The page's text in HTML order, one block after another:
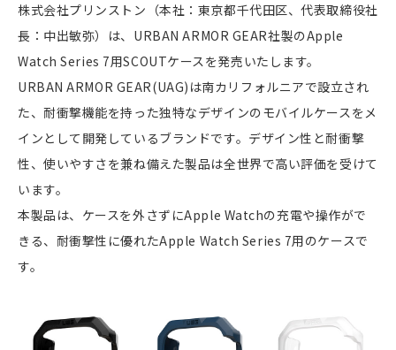
株式会社プリンストン（本社：東京都千代田区、代表取締役社
長：中出敏弥）は、URBAN ARMOR GEAR社製のApple
Watch Series 7用SCOUTケースを発売いたします。
URBAN ARMOR GEAR(UAG)は南カリフォルニアで設立され
た、耐衝撃機能を持った独特なデザインのモバイルケースをメ
インとして開発しているブランドです。デザイン性と耐衝撃
性、使いやすさを兼ね備えた製品は全世界で高い評価を受けて
います。
本製品は、ケースを外さずにApple Watchの充電や操作がで
きる、耐衝撃性に優れたApple Watch Series 7用のケースで
す。